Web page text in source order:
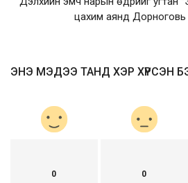
цахим аянд Дорноговь
ЭНЭ МЭДЭЭ ТАНД ХЭР ХҮРСЭН
0 0